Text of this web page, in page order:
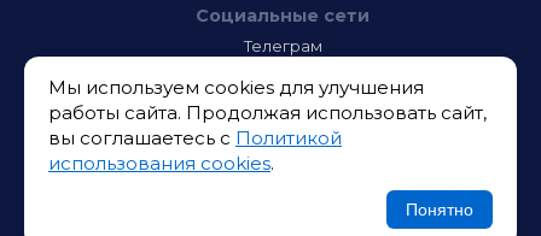
Социальные сети
Телеграм
Инстаграм
Тик-Ток
Одноклассники
ВК
Мы используем cookies для улучшения
работы сайта. Продолжая использовать сайт,
вы соглашаетесь с Политикой
использования cookies.
Понятно